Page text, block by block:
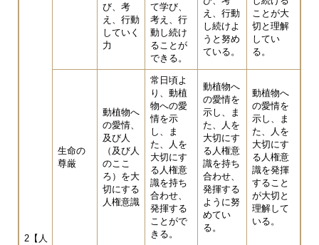
2【人
び、考
え、行動
していく
力
て学び、
考え、行
動し続け
ることが
できる。
え、行動
し続けよ
うと努め
ている。
ことが大
切と理解
してい
る。
生命の
尊厳
動植物へ
の愛情、
及び人
（及び人
のここ
ろ）を大
切にする
人権意識
常日頃よ
り、動植
物への愛
情を示
し、ま
た、人を
大切にす
る人権意
識を持ち
合わせ、
発揮する
ことがで
きる。
動植物へ
の愛情を
示し、ま
た、人を
大切にす
る人権意
識を持ち
合わせ、
発揮する
ように努
めてい
る。
動植物へ
の愛情を
示し、ま
た、人を
大切にす
る人権意
識を発揮
すること
が大切と
理解して
いる。